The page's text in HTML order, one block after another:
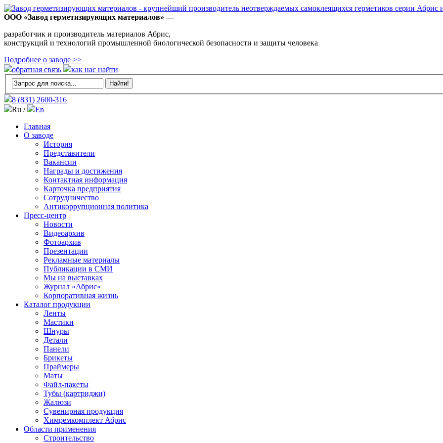
ООО «Завод герметизирующих материалов» —
разработчик и производитель материалов Абрис,
конструкций и технологий промышленной биологической безопасности и защиты человека
Подробнее о заводе >>
обратная связь
как нас найти
8 (831) 2600-316
Ru /
En
Главная
О заводе
История
Представители
Вакансии
Награды и достижения
Контактная информация
Карточка предприятия
Сотрудничество
Антикоррупционная политика
Пресс-центр
Новости
Видеоархив
Фотоархив
Презентации
Рекламные материалы
Публикации в СМИ
Мы на выставках
Журнал «Абрис»
Корпоративная жизнь
Каталог продукции
Ленты
Мастики
Шнуры
Детали
Панели
Брикеты
Праймеры
Маты
Файл-пакеты
Тубы (картриджи)
Жалюзи
Сувенирная продукция
Химремкомплект Абрис
Области применения
Строительство